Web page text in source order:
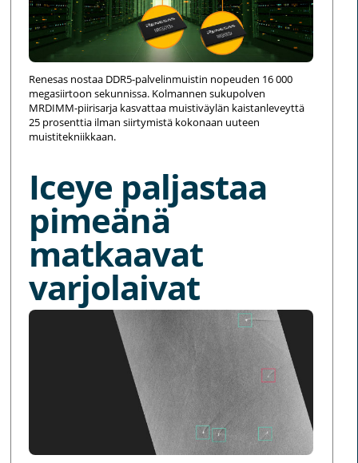
Renesas nostaa DDR5-palvelinmuistin nopeuden 16 000
megasiirtoon sekunnissa. Kolmannen sukupolven
MRDIMM-piirisarja kasvattaa muistiväylän kaistanleveyttä
25 prosenttia ilman siirtymistä kokonaan uuteen
muistitekniikkaan.
Iceye paljastaa
pimeänä
matkaavat
varjolaivat